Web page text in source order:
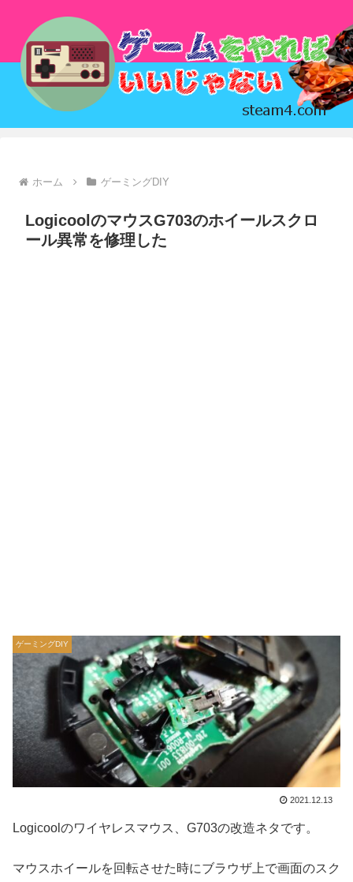
ホーム ゲーミングDIY
LogicoolのマウスG703のホイールスクロ
ール異常を修理した
ゲーミングDIY
2021.12.13
Logicoolのワイヤレスマウス、G703の改造ネタです。
マウスホイールを回転させた時にブラウザ上で画面のスク